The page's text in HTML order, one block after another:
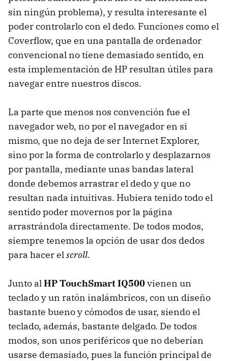
sin ningún problema), y resulta interesante el
poder controlarlo con el dedo. Funciones como el
Coverflow, que en una pantalla de ordenador
convencional no tiene demasiado sentido, en
esta implementación de HP resultan útiles para
navegar entre nuestros discos.
La parte que menos nos convención fue el
navegador web, no por el navegador en si
mismo, que no deja de ser Internet Explorer,
sino por la forma de controlarlo y desplazarnos
por pantalla, mediante unas bandas lateral
donde debemos arrastrar el dedo y que no
resultan nada intuitivas. Hubiera tenido todo el
sentido poder movernos por la página
arrastrándola directamente. De todos modos,
siempre tenemos la opción de usar dos dedos
para hacer elscroll.
Junto alHP TouchSmart IQ500vienen un
teclado y un ratón inalámbricos, con un diseño
bastante bueno y cómodos de usar, siendo el
teclado, además, bastante delgado. De todos
modos, son unos periféricos que no deberían
usarse demasiado, pues la función principal de